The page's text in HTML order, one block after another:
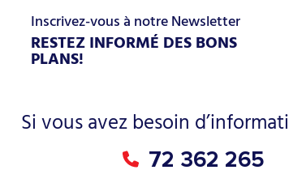
Inscrivez-vous à notre Newsletter
RESTEZ INFORMÉ DES BONS
PLANS!
Si vous avez besoin
72 362 265